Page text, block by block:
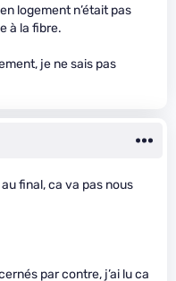
logement n’était pas
à la fibre.
je ne sais pas
final, ca va pas nous
par contre, j’ai lu ca